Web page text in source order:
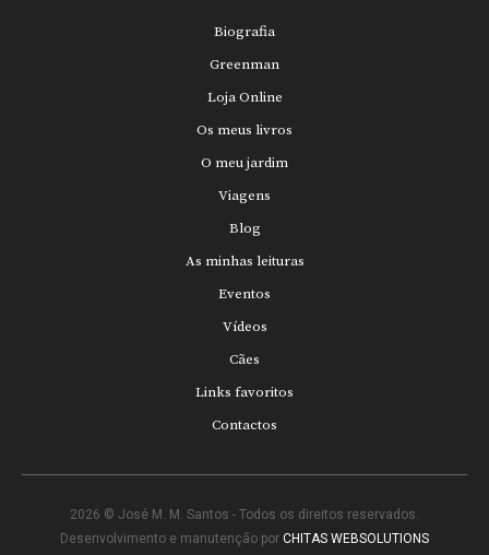
Biografia
Greenman
Loja Online
Os meus livros
O meu jardim
Viagens
Blog
As minhas leituras
Eventos
Vídeos
Cães
Links favoritos
Contactos
2026 © José M. M. Santos - Todos os direitos reservados.
Desenvolvimento e manutenção por CHITAS WEBSOLUTIONS